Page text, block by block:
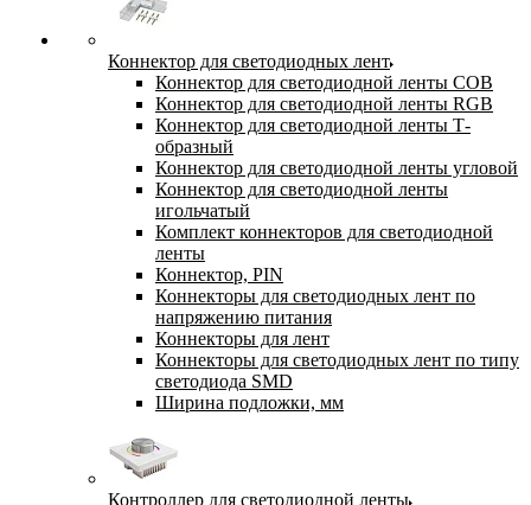
Коннектор для светодиодных лент
Коннектор для светодиодной ленты COB
Коннектор для светодиодной ленты RGB
Коннектор для светодиодной ленты Т-
образный
Коннектор для светодиодной ленты угловой
Коннектор для светодиодной ленты
игольчатый
Комплект коннекторов для светодиодной
ленты
Коннектор, PIN
Коннекторы для светодиодных лент по
напряжению питания
Коннекторы для лент
Коннекторы для светодиодных лент по типу
светодиода SMD
Ширина подложки, мм
Контроллер для светодиодной ленты